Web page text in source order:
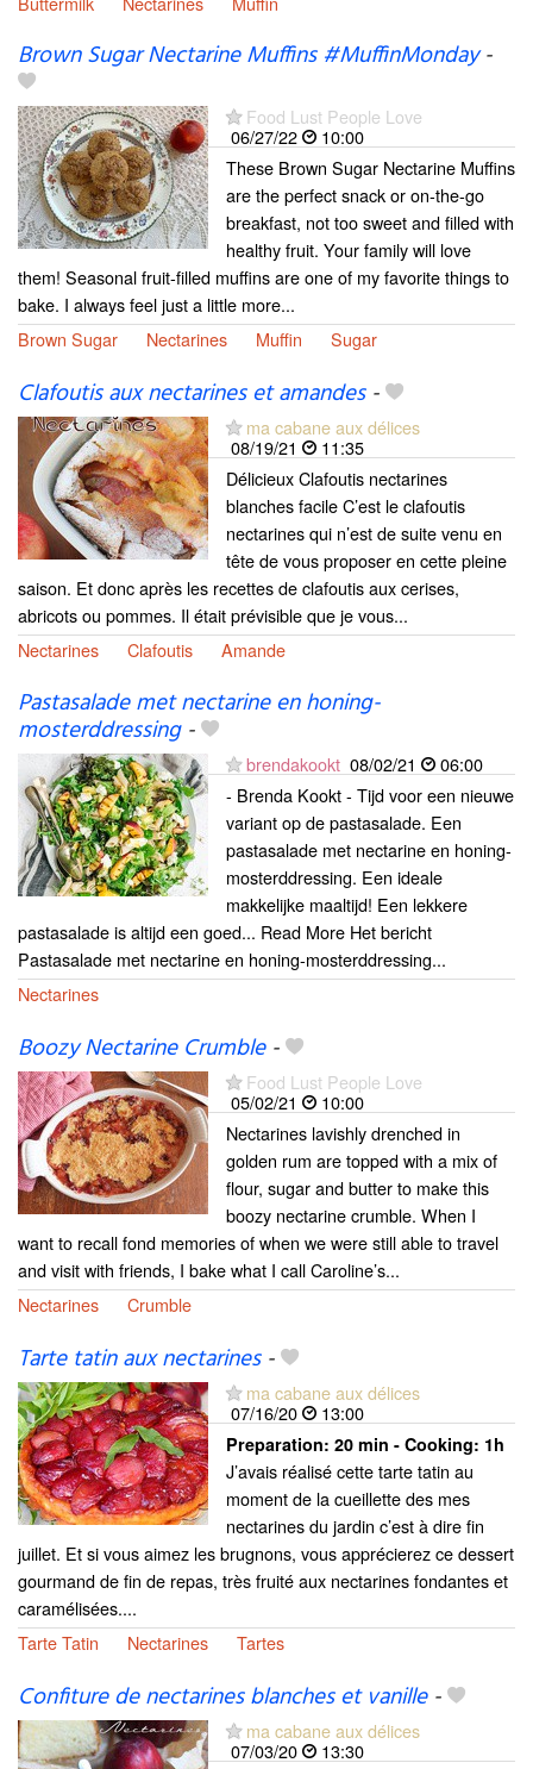
Brown Sugar Nectarine Muffins #MuffinMonday-
Food Lust People Love
06/27/22
10:00
These Brown Sugar Nectarine Muffins
are the perfect snack or on-the-go
breakfast, not too sweet and filled with
healthy fruit. Your family will love
them! Seasonal fruit-filled muffins are one of my favorite things to
bake. I always feel just a little more...
Brown Sugar
Nectarines Muffin Sugar
Clafoutis aux nectarines et amandes-
ma cabane aux délices
08/19/21
11:35
Délicieux Clafoutis nectarines
blanches facile C’est le clafoutis
nectarines qui n’est de suite venu en
tête de vous proposer en cette pleine
saison. Et donc après les recettes de clafoutis aux cerises,
abricots ou pommes. Il était prévisible que je vous...
Nectarines
Clafoutis Amande
Pastasalade met nectarine en honing-
mosterddressing-
brendakookt 08/02/21
06:00
- Brenda Kookt - Tijd voor een nieuwe
variant op de pastasalade. Een
pastasalade met nectarine en honing-
mosterddressing. Een ideale
makkelijke maaltijd! Een lekkere
pastasalade is altijd een goed... Read More Het bericht
Pastasalade met nectarine en honing-mosterddressing...
Nectarines
Boozy Nectarine Crumble-
Food Lust People Love
05/02/21
10:00
Nectarines lavishly drenched in
golden rum are topped with a mix of
flour, sugar and butter to make this
boozy nectarine crumble. When I
want to recall fond memories of when we were still able to travel
and visit with friends, I bake what I call Caroline’s...
Nectarines
Crumble
Tarte tatin aux nectarines-
ma cabane aux délices
07/16/20
13:00
Preparation: 20 min - Cooking: 1h
J’avais réalisé cette tarte tatin au
moment de la cueillette des mes
nectarines du jardin c’est à dire fin
juillet. Et si vous aimez les brugnons, vous apprécierez ce dessert
gourmand de fin de repas, très fruité aux nectarines fondantes et
caramélisées....
Tarte Tatin
Nectarines Tartes
Confiture de nectarines blanches et vanille-
ma cabane aux délices
07/03/20
13:30